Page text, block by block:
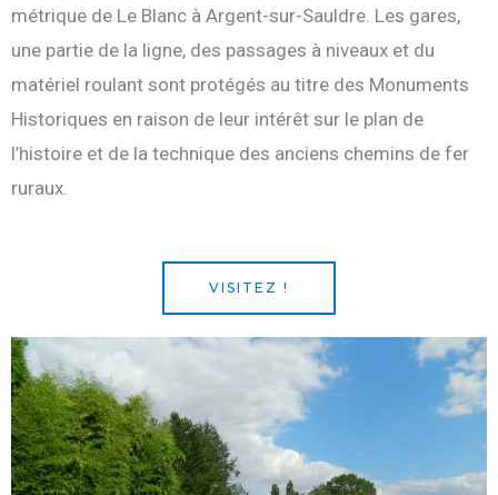
métrique de Le Blanc à Argent-sur-Sauldre. Les gares,
une partie de la ligne, des passages à niveaux et du
matériel roulant sont protégés au titre des Monuments
Historiques en raison de leur intérêt sur le plan de
l’histoire et de la technique des anciens chemins de fer
ruraux.
VISITEZ !